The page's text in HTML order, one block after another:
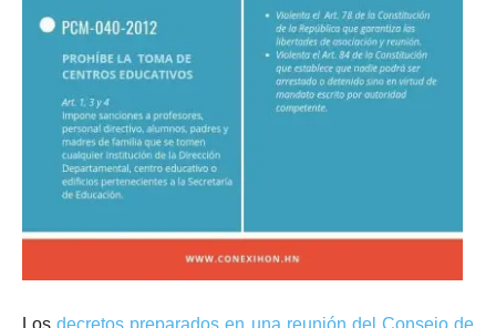
Losdecretos preparados en una reunión del Consejo de